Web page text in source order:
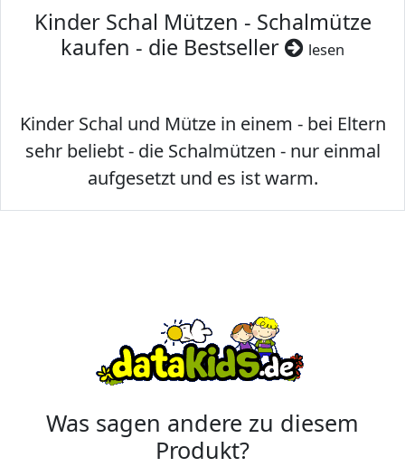
Kinder Schal Mützen - Schalmütze
kaufen - die Bestseller
lesen
Kinder Schal und Mütze in einem - bei Eltern
sehr beliebt - die Schalmützen - nur einmal
aufgesetzt und es ist warm.
Was sagen andere zu diesem
Produkt?